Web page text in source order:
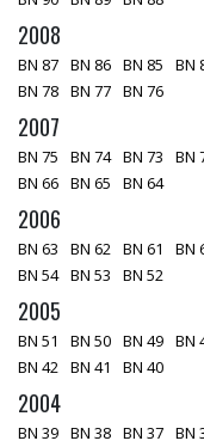
2008
BN 87 BN 86 BN 85 BN
BN 78 BN 77 BN 76
2007
BN 75 BN 74 BN 73 BN
BN 66 BN 65 BN 64
2006
BN 63 BN 62 BN 61 BN
BN 54 BN 53 BN 52
2005
BN 51 BN 50 BN 49 BN
BN 42 BN 41 BN 40
2004
BN 39 BN 38 BN 37 BN